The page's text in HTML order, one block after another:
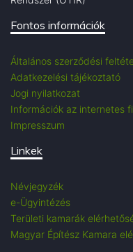
Fontos információk
Általános szerződési
Adatkezelési tájékoztató
Jogi nyilatkozat
Információk az internetes
Impresszum
Linkek
Névjegyzék
e-Ügyintézés
Területi kamarák
Magyar Építész Kamara